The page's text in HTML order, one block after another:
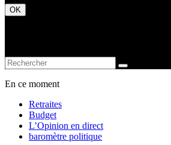
En ce moment
Retraites
Budget
L’Opinion en direct
baromètre politique